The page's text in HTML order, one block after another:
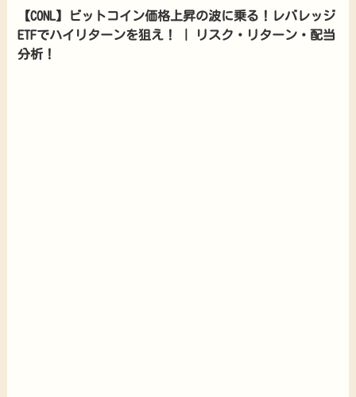
【CONL】ビットコイン価格上昇の波に乗る！レバレッジ
ETFでハイリターンを狙え！ | リスク・リターン・配当
分析！